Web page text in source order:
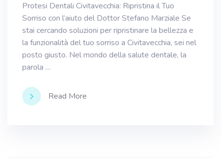
Protesi Dentali Civitavecchia: Ripristina il Tuo
Sorriso con l’aiuto del Dottor Stefano Marziale Se
stai cercando soluzioni per ripristinare la bellezza e
la funzionalità del tuo sorriso a Civitavecchia, sei nel
posto giusto. Nel mondo della salute dentale, la
parola …
Read More